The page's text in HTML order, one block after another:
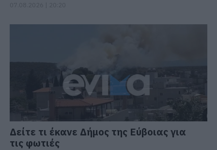
Δείτε τι έκανε Δήμος της Εύβοιας για
τις φωτιές